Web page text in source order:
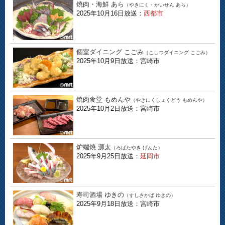
焼肉・海鮮 あら （やきにく・かいせん あら）
2025年10月16日放送： 西都市
個室ダイニング こごみ （こしつダイニング こごみ）
2025年10月9日放送：宮崎市
焼肉食堂 もめんや （やきにくしょくどう もめんや）
2025年10月2日放送：宮崎市
炉端焼 源太 （ろばたやき げんた）
2025年9月25日放送： 延岡市
寿司酒場 ゆきの （すしさかば ゆきの）
2025年9月18日放送：宮崎市